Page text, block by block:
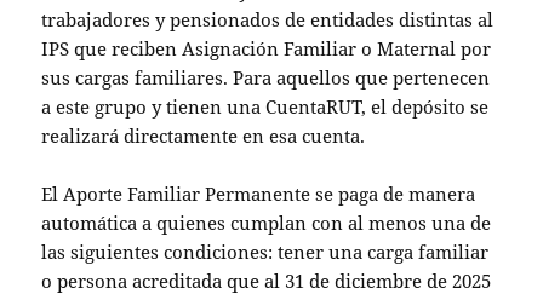
trabajadores y pensionados de entidades distintas al
IPS que reciben Asignación Familiar o Maternal por
sus cargas familiares. Para aquellos que pertenecen
a este grupo y tienen una CuentaRUT, el depósito se
realizará directamente en esa cuenta.
El Aporte Familiar Permanente se paga de manera
automática a quienes cumplan con al menos una de
las siguientes condiciones: tener una carga familiar
o persona acreditada que al 31 de diciembre de 2025